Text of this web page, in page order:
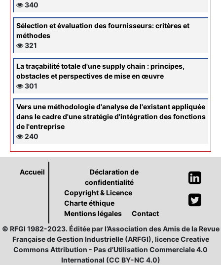
340
Sélection et évaluation des fournisseurs: critères et
méthodes
321
La traçabilité totale d'une supply chain : principes,
obstacles et perspectives de mise en œuvre
301
Vers une méthodologie d'analyse de l'existant appliquée
dans le cadre d'une stratégie d'intégration des fonctions
de l'entreprise
240
Accueil
Déclaration de
confidentialité
Copyright & Licence
Charte éthique
Mentions légales
Contact
© RFGI 1982-2023. Éditée par l’Association des Amis de la Revue
Française de Gestion Industrielle (ARFGI), licence Creative
Commons Attribution - Pas d’Utilisation Commerciale 4.0
International (CC BY-NC 4.0)